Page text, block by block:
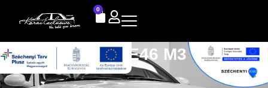
0
BMW E46 M3